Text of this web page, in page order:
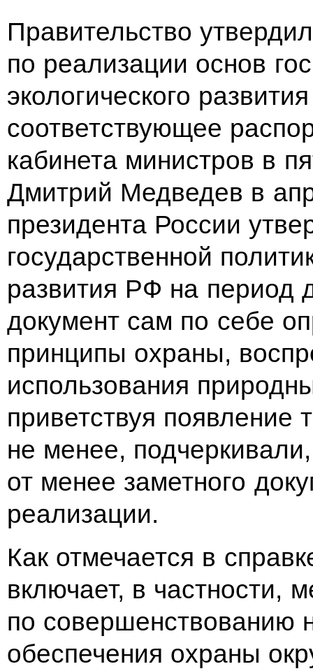
Правительство
по реализации основ
экологического
соответствующее
кабинета министров в
Дмитрий Медведев в
президента России
государственной
развития РФ на период
документ сам по себе
принципы охраны,
использования
приветствуя появление
не менее,
от менее заметного
реализации.
Как отмечается в
включает, в частности,
по совершенствованию
обеспечения охраны